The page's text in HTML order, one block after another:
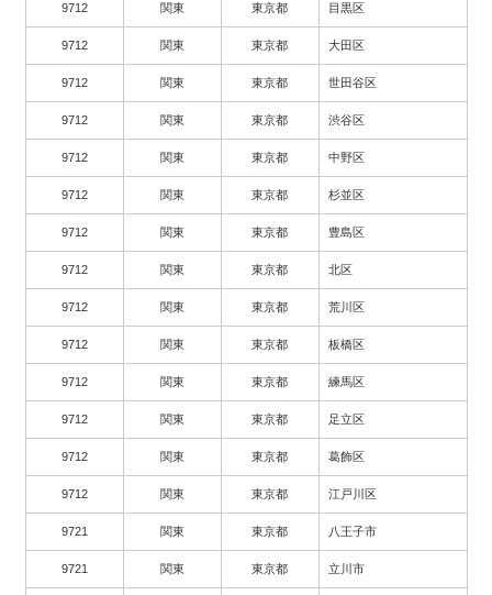
9712 関東 東京都 目黒区
9712 関東 東京都 大田区
9712 関東 東京都 世田谷区
9712 関東 東京都 渋谷区
9712 関東 東京都 中野区
9712 関東 東京都 杉並区
9712 関東 東京都 豊島区
9712 関東 東京都 北区
9712 関東 東京都 荒川区
9712 関東 東京都 板橋区
9712 関東 東京都 練馬区
9712 関東 東京都 足立区
9712 関東 東京都 葛飾区
9712 関東 東京都 江戸川区
9721 関東 東京都 八王子市
9721 関東 東京都 立川市